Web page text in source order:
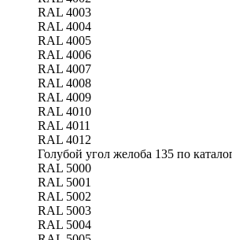
RAL 4003
RAL 4004
RAL 4005
RAL 4006
RAL 4007
RAL 4008
RAL 4009
RAL 4010
RAL 4011
RAL 4012
Голубой угол желоба 135 по
RAL 5000
RAL 5001
RAL 5002
RAL 5003
RAL 5004